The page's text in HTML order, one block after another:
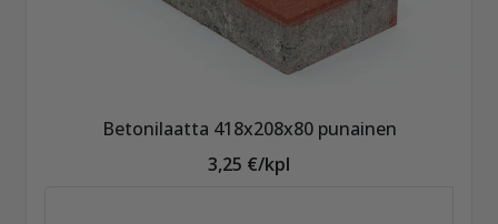
Betonilaatta 418x208x80 punainen
3,25 €/kpl